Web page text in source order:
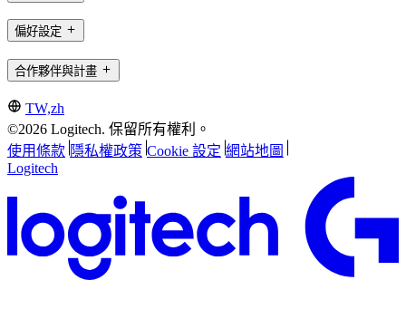
偏好設定
合作夥伴與計畫
TW,zh
©2026 Logitech. 保留所有權利。
使用條款 隱私權政策 Cookie 設定 網站地圖
Logitech